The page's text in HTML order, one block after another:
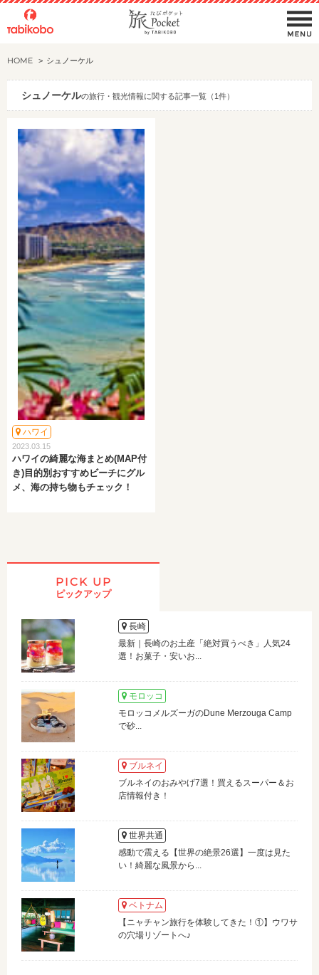
HOME シュノーケル
シュノーケルの旅行・観光情報に関する記事一覧（1件）
ハワイ
2023.03.15
ハワイの綺麗な海まとめ(MAP付
き)目的別おすすめビーチにグル
メ、海の持ち物もチェック！
PICK UP
ピックアップ
長崎
最新｜長崎のお土産「絶対買うべき」人気24
選！お菓子・安いお...
モロッコ
モロッコメルズーガのDune Merzouga Camp
で砂...
ブルネイ
ブルネイのおみやげ7選！買えるスーパー＆お
店情報付き！
世界共通
感動で震える【世界の絶景26選】一度は見た
い！綺麗な風景から...
ベトナム
【ニャチャン旅行を体験してきた！①】ウワサ
の穴場リゾートへ♪